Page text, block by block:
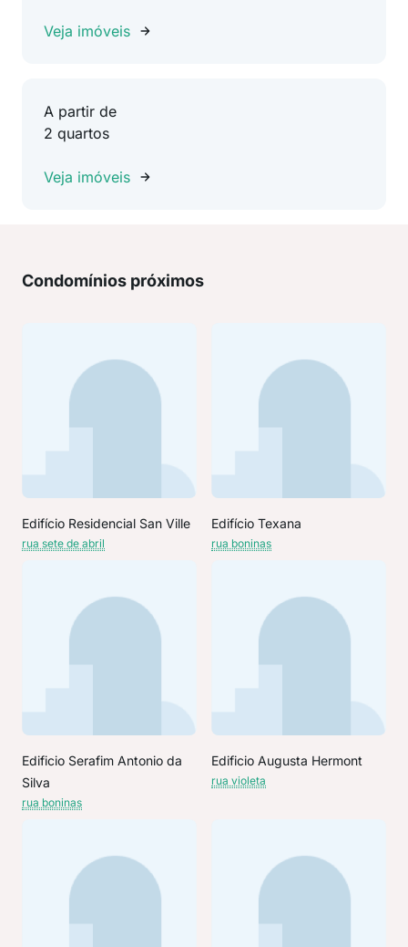
Veja imóveis
A partir de
2 quartos
Veja imóveis
Condomínios próximos
Edifício Residencial San Ville
rua sete de abril
Edifício Texana
rua boninas
Edificio Serafim Antonio da
Silva
rua boninas
Edificio Augusta Hermont
rua violeta